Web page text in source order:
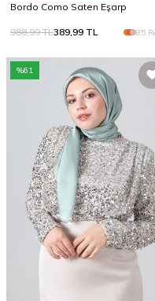
Bordo Como Saten Eşarp
988,99TL389,99 TL 85
%61